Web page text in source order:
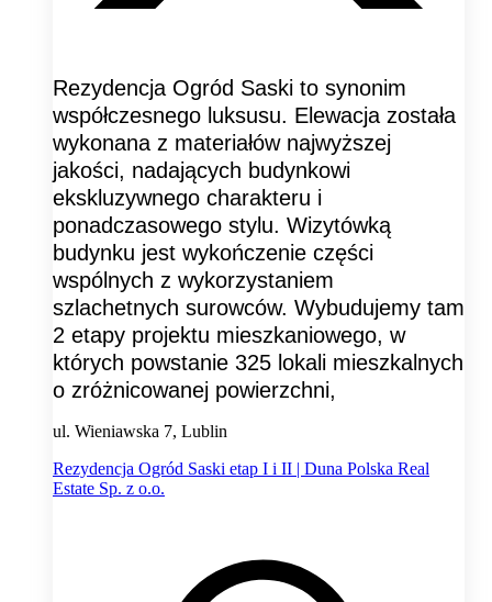
Rezydencja Ogród Saski to synonim
współczesnego luksusu. Elewacja została
wykonana z materiałów najwyższej
jakości, nadających budynkowi
ekskluzywnego charakteru i
ponadczasowego stylu. Wizytówką
budynku jest wykończenie części
wspólnych z wykorzystaniem
szlachetnych surowców. Wybudujemy tam
2 etapy projektu mieszkaniowego, w
których powstanie 325 lokali mieszkalnych
o zróżnicowanej powierzchni,
ul. Wieniawska 7, Lublin
Rezydencja Ogród Saski etap I i II | Duna Polska Real
Estate Sp. z o.o.